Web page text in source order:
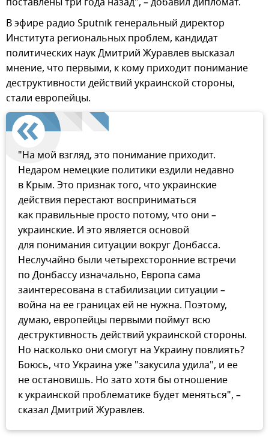
В эфире радио Sputnik генеральный директор
Института региональных проблем, кандидат
политических наук Дмитрий Журавлев высказал
мнение, что первыми, к кому приходит понимание
деструктивности действий украинской стороны,
стали европейцы.
"На мой взгляд, это понимание приходит.
Недаром немецкие политики ездили недавно
в Крым. Это признак того, что украинские
действия перестают восприниматься
как правильные просто потому, что они –
украинские. И это является основой
для понимания ситуации вокруг Донбасса.
Неслучайно были четырехсторонние встречи
по Донбассу изначально, Европа сама
заинтересована в стабилизации ситуации –
война на ее границах ей не нужна. Поэтому,
думаю, европейцы первыми поймут всю
деструктивность действий украинской стороны.
Но насколько они смогут на Украину повлиять?
Боюсь, что Украина уже "закусила удила", и ее
не остановишь. Но зато хотя бы отношение
к украинской проблематике будет меняться", –
сказал Дмитрий Журавлев.